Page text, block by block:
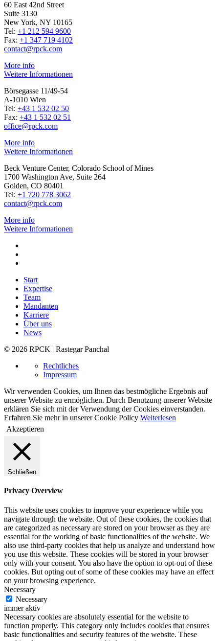
60 East 42nd Street
Suite 3130
New York, NY 10165
Tel: +1 212 594 9600
Fax: +1 347 719 4102
contact@rpck.com
More info
Weitere Informationen
Börsegasse 11/49-54
A-1010 Wien
Tel: +43 1 532 02 50
Fax: +43 1 532 02 51
office@rpck.com
More info
Weitere Informationen
Beck Venture Center, Colorado School of Mines
1700 Washington Ave, Suite 264
Golden, CO 80401
Tel: +1 720 778 3062
contact@rpck.com
More info
Weitere Informationen
Start
Expertise
Team
Mandanten
Karriere
Über uns
News
© 2026 RPCK | Rastegar Panchal
Rechtliches
Impressum
Wir verwenden Cookies, um Ihnen das bestmögliche Ergebnis auf
unserer Website zu ermöglichen. Durch Benutzung unserer Website
erklären Sie sich mit der Verwendung der Cookies einverstanden.
Erfahren Sie mehr in unserer Cookie Policy Weiterlesen
Akzeptieren
Schließen
Privacy Overview
This website uses cookies to improve your experience while you
navigate through the website. Out of these cookies, the cookies that
are categorized as necessary are stored on your browser as they are
essential for the working of basic functionalities of the website. We
also use third-party cookies that help us analyze and understand how
you use this website. These cookies will be stored in your browser
only with your consent. You also have the option to opt-out of these
cookies. But opting out of some of these cookies may have an effect
on your browsing experience.
Necessary
Necessary
immer aktiv
Necessary cookies are absolutely essential for the website to
function properly. This category only includes cookies that ensures
basic functionalities and security features of the website. These